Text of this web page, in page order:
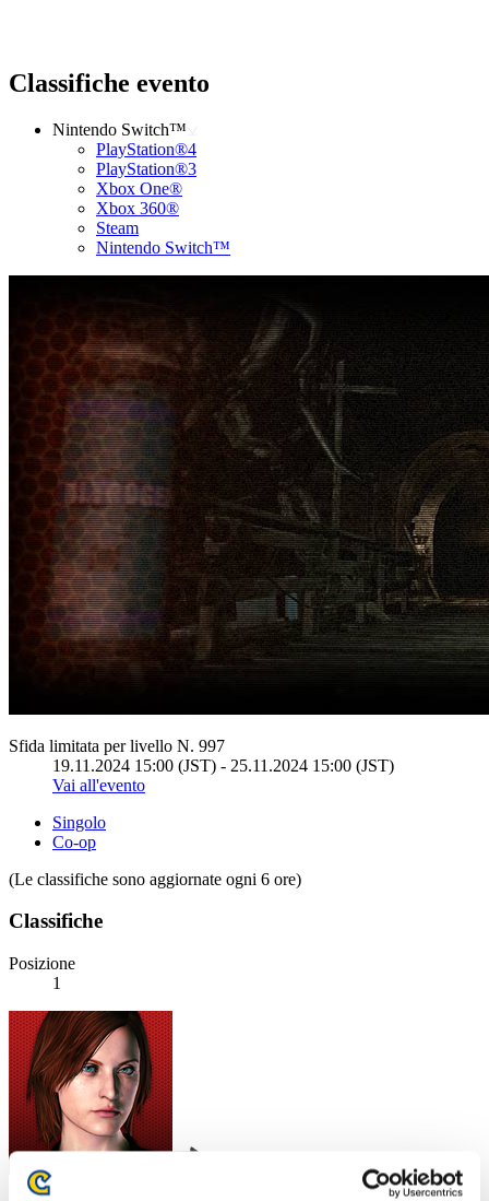
Classifiche evento
Nintendo Switch™
PlayStation®4
PlayStation®3
Xbox One®
Xbox 360®
Steam
Nintendo Switch™
Sfida limitata per livello N. 997
19.11.2024 15:00 (JST) - 25.11.2024 15:00 (JST)
Vai all'evento
Singolo
Co-op
(Le classifiche sono aggiornate ogni 6 ore)
Classifiche
Posizione
1